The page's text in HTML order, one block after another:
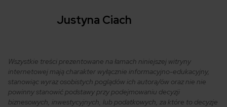
Justyna Ciach
Wszystkie treści prezentowane na łamach niniejszej witryny
internetowej mają charakter wyłącznie informacyjno-edukacyjny,
stanowiąc wyraz osobistych poglądów ich autora/ów oraz nie nie
powinny stanowić podstawy przy podejmowaniu decyzji
biznesowych, inwestycyjnych, lub podatkowych, za które to decyzje